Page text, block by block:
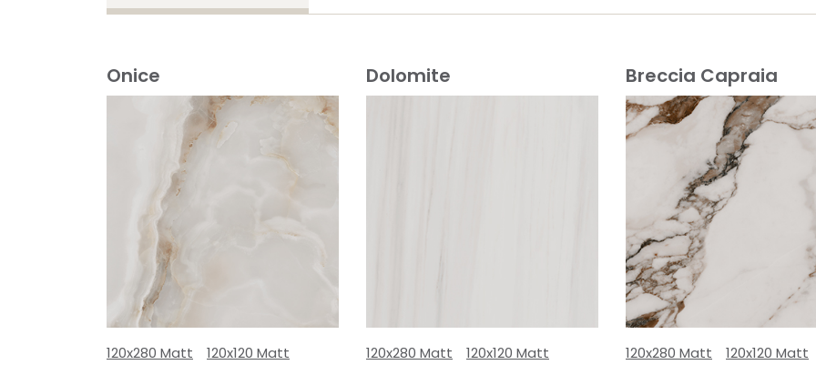
Onice
120x280 Matt
120x120 Matt
Dolomite
120x280 Matt
120x120 Matt
Breccia Capraia
120x280 Matt
120x120 Matt